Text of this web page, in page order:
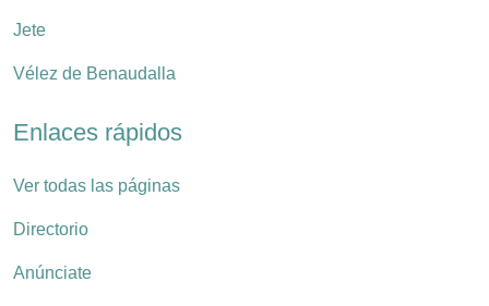
Jete
Vélez de Benaudalla
Enlaces rápidos
Ver todas las páginas
Directorio
Anúnciate